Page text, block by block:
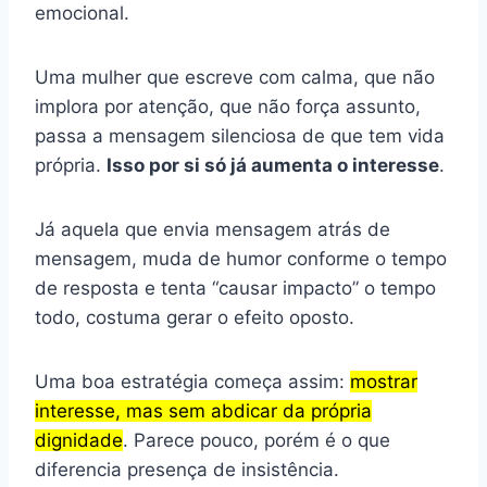
emocional.
Uma mulher que escreve com calma, que não
implora por atenção, que não força assunto,
passa a mensagem silenciosa de que tem vida
própria. Isso por si só já aumenta o interesse.
Já aquela que envia mensagem atrás de
mensagem, muda de humor conforme o tempo
de resposta e tenta “causar impacto” o tempo
todo, costuma gerar o efeito oposto.
Uma boa estratégia começa assim: mostrar
interesse, mas sem abdicar da própria
dignidade. Parece pouco, porém é o que
diferencia presença de insistência.